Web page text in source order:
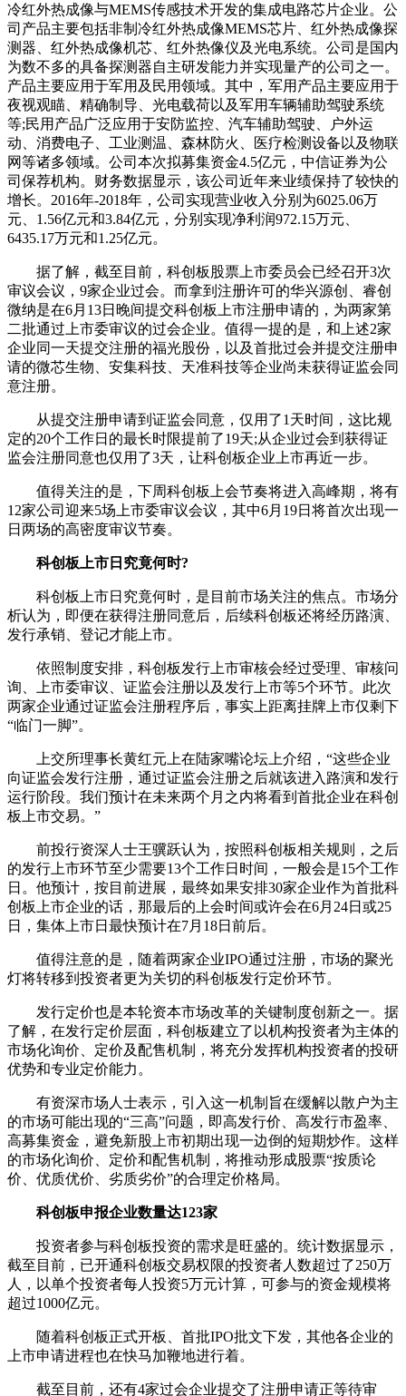
冷红外热成像与MEMS传感技术开发的集成电路芯片企业。公
司产品主要包括非制冷红外热成像MEMS芯片、红外热成像探
测器、红外热成像机芯、红外热像仪及光电系统。公司是国内
为数不多的具备探测器自主研发能力并实现量产的公司之一。
产品主要应用于军用及民用领域。其中，军用产品主要应用于
夜视观瞄、精确制导、光电载荷以及军用车辆辅助驾驶系统
等;民用产品广泛应用于安防监控、汽车辅助驾驶、户外运
动、消费电子、工业测温、森林防火、医疗检测设备以及物联
网等诸多领域。公司本次拟募集资金4.5亿元，中信证券为公
司保荐机构。财务数据显示，该公司近年来业绩保持了较快的
增长。2016年-2018年，公司实现营业收入分别为6025.06万
元、1.56亿元和3.84亿元，分别实现净利润972.15万元、
6435.17万元和1.25亿元。
据了解，截至目前，科创板股票上市委员会已经召开3次
审议会议，9家企业过会。而拿到注册许可的华兴源创、睿创
微纳是在6月13日晚间提交科创板上市注册申请的，为两家第
二批通过上市委审议的过会企业。值得一提的是，和上述2家
企业同一天提交注册的福光股份，以及首批过会并提交注册申
请的微芯生物、安集科技、天准科技等企业尚未获得证监会同
意注册。
从提交注册申请到证监会同意，仅用了1天时间，这比规
定的20个工作日的最长时限提前了19天;从企业过会到获得证
监会注册同意也仅用了3天，让科创板企业上市再近一步。
值得关注的是，下周科创板上会节奏将进入高峰期，将有
12家公司迎来5场上市委审议会议，其中6月19日将首次出现一
日两场的高密度审议节奏。
科创板上市日究竟何时?
科创板上市日究竟何时，是目前市场关注的焦点。市场分
析认为，即便在获得注册同意后，后续科创板还将经历路演、
发行承销、登记才能上市。
依照制度安排，科创板发行上市审核会经过受理、审核问
询、上市委审议、证监会注册以及发行上市等5个环节。此次
两家企业通过证监会注册程序后，事实上距离挂牌上市仅剩下
“临门一脚”。
上交所理事长黄红元上在陆家嘴论坛上介绍，“这些企业
向证监会发行注册，通过证监会注册之后就该进入路演和发行
运行阶段。我们预计在未来两个月之内将看到首批企业在科创
板上市交易。”
前投行资深人士王骥跃认为，按照科创板相关规则，之后
的发行上市环节至少需要13个工作日时间，一般会是15个工作
日。他预计，按目前进展，最终如果安排30家企业作为首批科
创板上市企业的话，那最后的上会时间或许会在6月24日或25
日，集体上市日最快预计在7月18日前后。
值得注意的是，随着两家企业IPO通过注册，市场的聚光
灯将转移到投资者更为关切的科创板发行定价环节。
发行定价也是本轮资本市场改革的关键制度创新之一。据
了解，在发行定价层面，科创板建立了以机构投资者为主体的
市场化询价、定价及配售机制，将充分发挥机构投资者的投研
优势和专业定价能力。
有资深市场人士表示，引入这一机制旨在缓解以散户为主
的市场可能出现的“三高”问题，即高发行价、高发行市盈率、
高募集资金，避免新股上市初期出现一边倒的短期炒作。这样
的市场化询价、定价和配售机制，将推动形成股票“按质论
价、优质优价、劣质劣价”的合理定价格局。
科创板申报企业数量达123家
投资者参与科创板投资的需求是旺盛的。统计数据显示，
截至目前，已开通科创板交易权限的投资者人数超过了250万
人，以单个投资者每人投资5万元计算，可参与的资金规模将
超过1000亿元。
随着科创板正式开板、首批IPO批文下发，其他各企业的
上市申请进程也在快马加鞭地进行着。
截至目前，还有4家过会企业提交了注册申请正等待审